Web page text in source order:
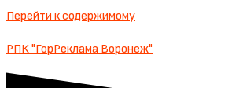
Перейти к содержимому
РПК "ГорРеклама Воронеж"